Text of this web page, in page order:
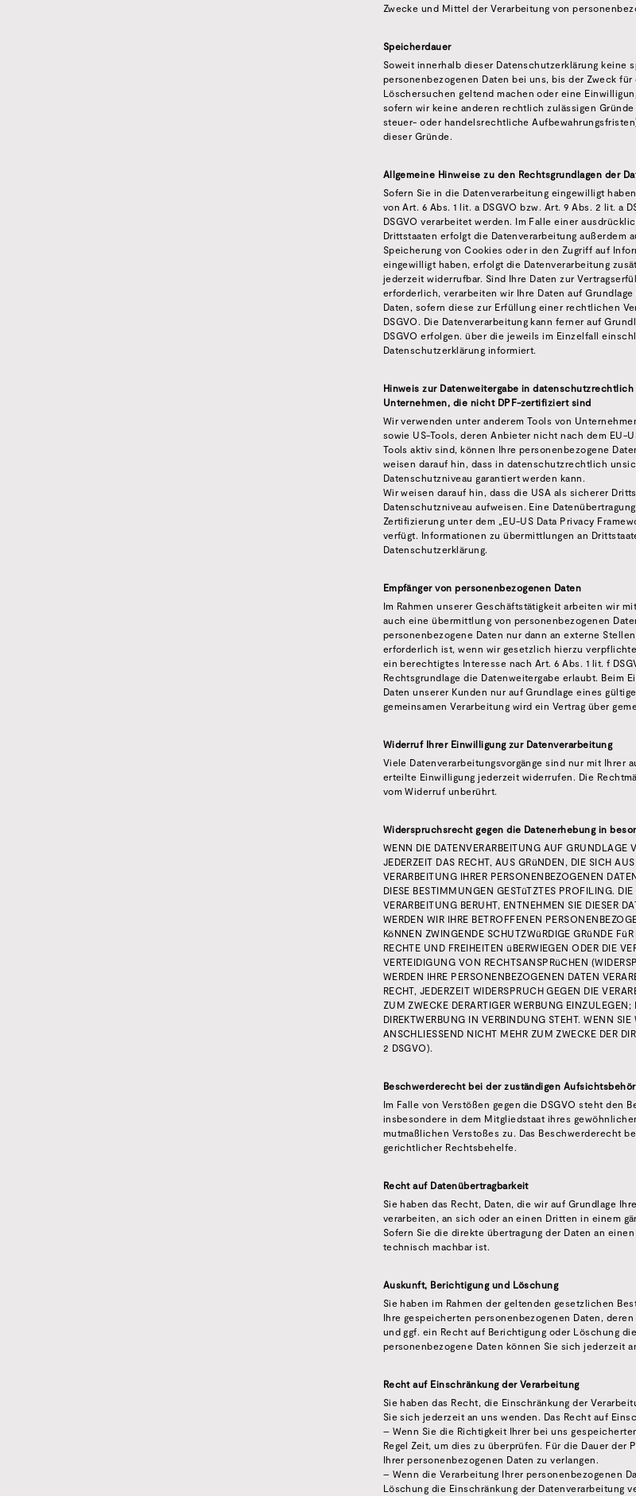
Zwecke und Mittel der Verarbeitung von
Speicherdauer
Soweit innerhalb dieser Datenschutzerklärung keine
personenbezogenen Daten bei uns, bis der Zweck
Löschersuchen geltend machen oder eine
sofern wir keine anderen rechtlich zulässigen
steuer- oder handelsrechtliche
dieser Gründe.
Allgemeine Hinweise zu den Rechtsgrundlagen der
Sofern Sie in die Datenverarbeitung eingewilligt
von Art. 6 Abs. 1 lit. a DSGVO bzw. Art. 9 Abs. 2 lit. a
DSGVO verarbeitet werden. Im Falle einer
Drittstaaten erfolgt die Datenverarbeitung außerdem
Speicherung von Cookies oder in den Zugriff auf
eingewilligt haben, erfolgt die Datenverarbeitung
jederzeit widerrufbar. Sind Ihre Daten zur
erforderlich, verarbeiten wir Ihre Daten auf
Daten, sofern diese zur Erfüllung einer rechtlichen
DSGVO. Die Datenverarbeitung kann ferner auf
DSGVO erfolgen. über die jeweils im Einzelfall
Datenschutzerklärung informiert.
Hinweis zur Datenweitergabe in
Unternehmen, die nicht DPF-zertifiziert sind
Wir verwenden unter anderem Tools von
sowie US-Tools, deren Anbieter nicht nach dem EU-
Tools aktiv sind, können Ihre personenbezogene
weisen darauf hin, dass in datenschutzrechtlich
Datenschutzniveau garantiert werden kann.
Wir weisen darauf hin, dass die USA als sicherer
Datenschutzniveau aufweisen. Eine
Zertifizierung unter dem „EU-US Data Privacy
verfügt. Informationen zu übermittlungen an
Datenschutzerklärung.
Empfänger von personenbezogenen Daten
Im Rahmen unserer Geschäftstätigkeit arbeiten wir
auch eine übermittlung von personenbezogenen
personenbezogene Daten nur dann an externe
erforderlich ist, wenn wir gesetzlich hierzu
ein berechtigtes Interesse nach Art. 6 Abs. 1 lit. f
Rechtsgrundlage die Datenweitergabe erlaubt. Beim
Daten unserer Kunden nur auf Grundlage eines
gemeinsamen Verarbeitung wird ein Vertrag über
Widerruf Ihrer Einwilligung zur Datenverarbeitung
Viele Datenverarbeitungsvorgänge sind nur mit Ihrer
erteilte Einwilligung jederzeit widerrufen. Die
vom Widerruf unberührt.
Widerspruchsrecht gegen die Datenerhebung in
WENN DIE DATENVERARBEITUNG AUF GRUNDLAGE
JEDERZEIT DAS RECHT, AUS GRüNDEN, DIE SICH
VERARBEITUNG IHRER PERSONENBEZOGENEN
DIESE BESTIMMUNGEN GESTüTZTES PROFILING.
VERARBEITUNG BERUHT, ENTNEHMEN SIE DIESER
WERDEN WIR IHRE BETROFFENEN
KöNNEN ZWINGENDE SCHUTZWüRDIGE GRüNDE
RECHTE UND FREIHEITEN üBERWIEGEN ODER DIE
VERTEIDIGUNG VON RECHTSANSPRüCHEN
WERDEN IHRE PERSONENBEZOGENEN DATEN
RECHT, JEDERZEIT WIDERSPRUCH GEGEN DIE
ZUM ZWECKE DERARTIGER WERBUNG
DIREKTWERBUNG IN VERBINDUNG STEHT. WENN
ANSCHLIESSEND NICHT MEHR ZUM ZWECKE DER
2 DSGVO).
Beschwerderecht bei der zuständigen
Im Falle von Verstößen gegen die DSGVO steht
insbesondere in dem Mitgliedstaat ihres
mutmaßlichen Verstoßes zu. Das Beschwerderecht
gerichtlicher Rechtsbehelfe.
Recht auf Datenübertragbarkeit
Sie haben das Recht, Daten, die wir auf Grundlage
verarbeiten, an sich oder an einen Dritten in einem
Sofern Sie die direkte übertragung der Daten an
technisch machbar ist.
Auskunft, Berichtigung und Löschung
Sie haben im Rahmen der geltenden gesetzlichen
Ihre gespeicherten personenbezogenen Daten,
und ggf. ein Recht auf Berichtigung oder Löschung
personenbezogene Daten können Sie sich jederzeit
Recht auf Einschränkung der Verarbeitung
Sie haben das Recht, die Einschränkung der
Sie sich jederzeit an uns wenden. Das Recht auf
– Wenn Sie die Richtigkeit Ihrer bei uns
Regel Zeit, um dies zu überprüfen. Für die Dauer der
Ihrer personenbezogenen Daten zu verlangen.
– Wenn die Verarbeitung Ihrer personenbezogenen
Löschung die Einschränkung der Datenverarbeitung